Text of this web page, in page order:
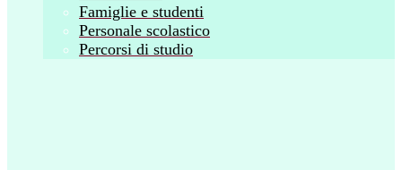
Famiglie e studenti
Personale scolastico
Percorsi di studio